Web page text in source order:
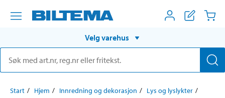
Velg varehus
Start Hjem Innredning og dekorasjon
Lys og lyslykter